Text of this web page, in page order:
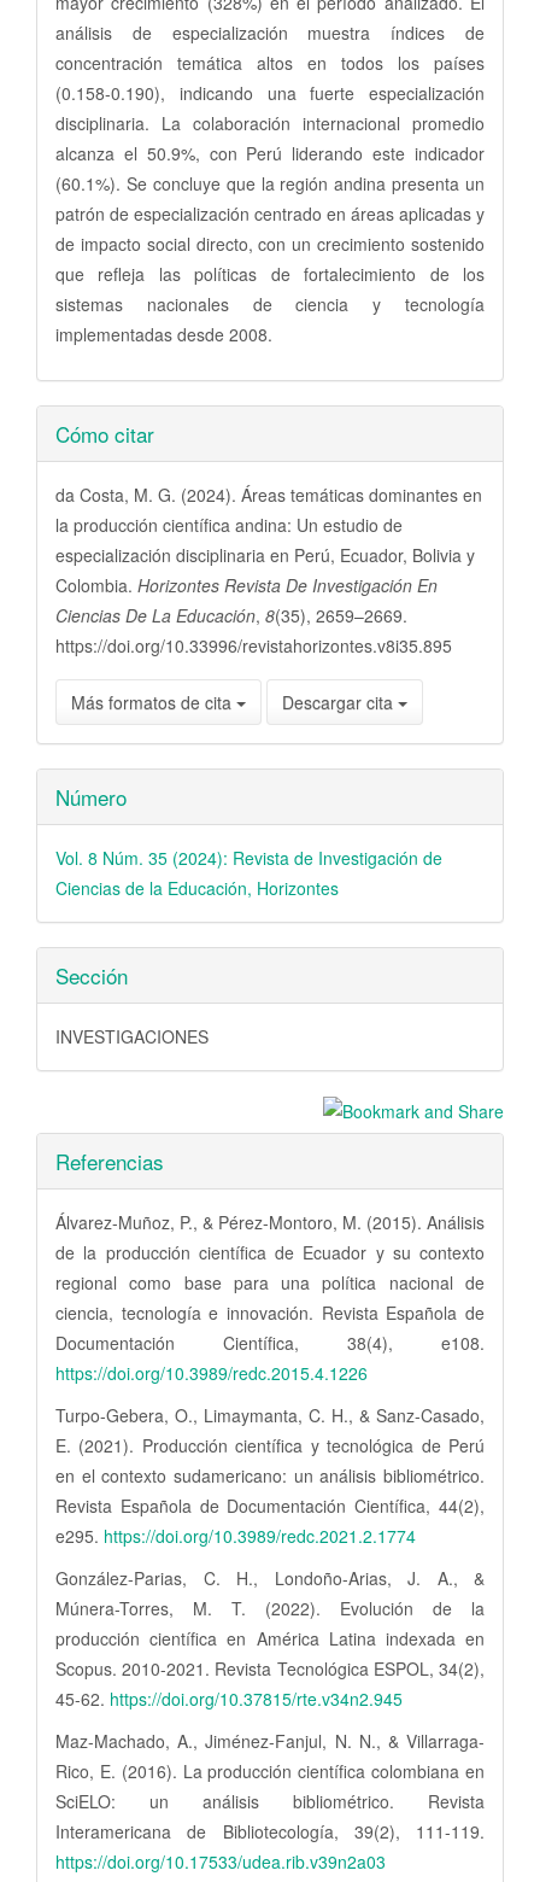
análisis de especialización muestra índices de
concentración temática altos en todos los países
(0.158-0.190), indicando una fuerte especialización
disciplinaria. La colaboración internacional promedio
alcanza el 50.9%, con Perú liderando este indicador
(60.1%). Se concluye que la región andina presenta un
patrón de especialización centrado en áreas aplicadas y
de impacto social directo, con un crecimiento sostenido
que refleja las políticas de fortalecimiento de los
sistemas nacionales de ciencia y tecnología
implementadas desde 2008.
Detalles
del
artículo
Cómo citar
da Costa, M. G. (2024). Áreas temáticas dominantes en
la producción científica andina: Un estudio de
especialización disciplinaria en Perú, Ecuador, Bolivia y
Colombia. Horizontes Revista De Investigación En
Ciencias De La Educación, 8(35), 2659–2669.
https://doi.org/10.33996/revistahorizontes.v8i35.895
Más formatos de cita Descargar cita
Número
Vol. 8 Núm. 35 (2024): Revista de Investigación de
Ciencias de la Educación, Horizontes
Sección
INVESTIGACIONES
Referencias
Álvarez-Muñoz, P., & Pérez-Montoro, M. (2015). Análisis
de la producción científica de Ecuador y su contexto
regional como base para una política nacional de
ciencia, tecnología e innovación. Revista Española de
Documentación Científica, 38(4), e108.
https://doi.org/10.3989/redc.2015.4.1226
Turpo-Gebera, O., Limaymanta, C. H., & Sanz-Casado,
E. (2021). Producción científica y tecnológica de Perú
en el contexto sudamericano: un análisis bibliométrico.
Revista Española de Documentación Científica, 44(2),
e295. https://doi.org/10.3989/redc.2021.2.1774
González-Parias, C. H., Londoño-Arias, J. A., &
Múnera-Torres, M. T. (2022). Evolución de la
producción científica en América Latina indexada en
Scopus. 2010-2021. Revista Tecnológica ESPOL, 34(2),
45-62. https://doi.org/10.37815/rte.v34n2.945
Maz-Machado, A., Jiménez-Fanjul, N. N., & Villarraga-
Rico, E. (2016). La producción científica colombiana en
SciELO: un análisis bibliométrico. Revista
Interamericana de Bibliotecología, 39(2), 111-119.
https://doi.org/10.17533/udea.rib.v39n2a03